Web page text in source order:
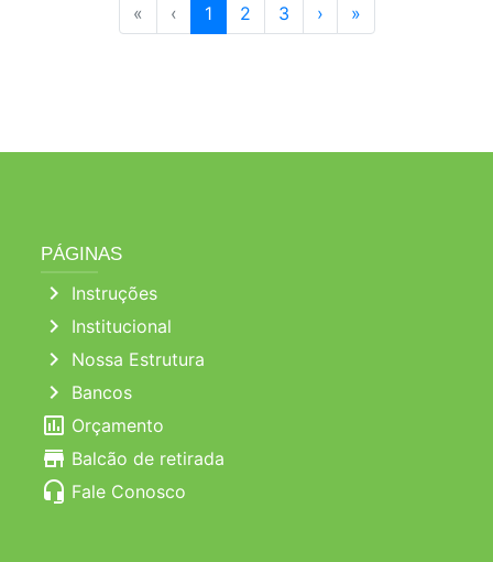
« ‹ 1 2 3 › »
PÁGINAS
chevron_right Instruções
chevron_right Institucional
chevron_right Nossa Estrutura
chevron_right Bancos
poll Orçamento
store Balcão de retirada
headset_mic Fale Conosco